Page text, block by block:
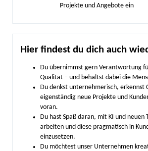
Projekte und Angebote ein
Hier findest du dich auch
Du übernimmst gern Verantwortung
Qualität – und behältst dabei die
Du denkst unternehmerisch, erkennst
eigenständig neue Projekte und
voran.
Du hast Spaß daran, mit KI und neuen
arbeiten und diese pragmatisch in
einzusetzen.
Du möchtest unser Unternehmen